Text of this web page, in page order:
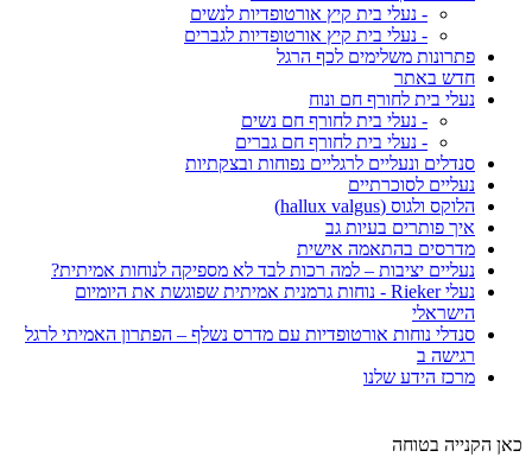
- נעלי בית קיץ אורטופדיות לנשים
- נעלי בית קיץ אורטופדיות לגברים
פתרונות משלימים לכף הרגל
חדש באתר
נעלי בית לחורף חם ונוח
- נעלי בית לחורף חם נשים
- נעלי בית לחורף חם גברים
סנדלים ונעליים לרגליים נפוחות ובצקתיות
נעליים לסוכרתיים
הלוקס ולגוס (hallux valgus)
איך פותרים בעיות גב
מדרסים בהתאמה אישית
נעליים יציבות – למה רכות לבד לא מספיקה לנוחות אמיתית?
נעלי Rieker - נוחות גרמנית אמיתית שפוגשת את היומיום
הישראלי
סנדלי נוחות אורטופדיות עם מדרס נשלף – הפתרון האמיתי לרגל
רגישה ב
מרכז הידע שלנו
כאן הקנייה בטוחה